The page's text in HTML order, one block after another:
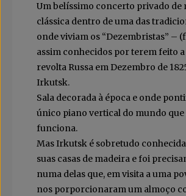
Um belíssimo concerto privado de
clássica dentro de uma das
onde viviam os “Dezembristas” –
assim conhecidos por terem feito
revolta Russa em Dezembro de
Irkutsk.
Sala decorada à época e onde
único piano vertical do mundo que
funciona.
Mas Irkutsk é sobretudo
suas casas de madeira e foi
numa delas que, em visita a uma
nos porporcionaram um almoço